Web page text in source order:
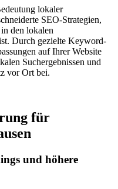
lokaler
SEO-Strategien,
den lokalen
Durch gezielte Keyword-
auf Ihrer Website
Suchergebnissen und
vor Ort bei.
für
und höhere